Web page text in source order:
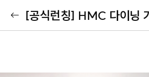
[공식런칭] HMC 다이닝